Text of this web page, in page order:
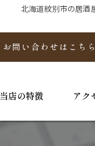
北海道紋別市の居
お問い合わせはこちら
当店の特徴 アク